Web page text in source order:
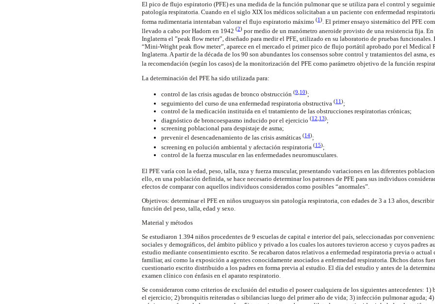
El pico de flujo espiratorio (PFE) es una medida de la función pulmonar que se utiliza para el control y
patología respiratoria. Cuando en el siglo XIX los médicos solicitaban a un paciente con enfermedad
forma rudimentaria intentaban valorar el flujo espiratorio máximo (1) . El primer ensayo sistemático del PFE
llevado a cabo por Hadorn en 1942 (2) por medio de un manómetro aneroide provisto de una resistencia fija.
Inglaterra el ”peak flow meter”, diseñado para medir el PFE, utilizado en su laboratorio de pruebas funcionales.
“Mini-Wright peak flow meter”, aparece en el mercado el primer pico de flujo portátil aprobado por el Medical
Inglaterra. A partir de la década de los 90 son abundantes los consensos sobre control y tratamientos del asma,
la recomendación (según los casos) de la monitorización del PFE como parámetro objetivo de la función
La determinación del PFE ha sido utilizada para:
control de las crisis agudas de bronco obstrucción (9 10);
seguimiento del curso de una enfermedad respiratoria obstructiva (11);
control de la medicación instituida en el tratamiento de las obstrucciones respiratorias crónicas;
diagnóstico de broncoespasmo inducido por el ejercicio (12 13);
screening poblacional para despistaje de asma;
prevenir el desencadenamiento de las crisis asmáticas (14);
screening en polución ambiental y afectación respiratoria (15);
control de la fuerza muscular en las enfermedades neuromusculares.
El PFE varía con la edad, peso, talla, raza y fuerza muscular, presentando variaciones en las diferentes
ello, en una población definida, se hace necesario determinar los patrones de PFE para sus individuos
efectos de comparar con aquellos individuos considerados como posibles “anormales”.
Objetivos: determinar el PFE en niños uruguayos sin patología respiratoria, con edades de 3 a 13 años, describir
función del peso, talla, edad y sexo.
Material y métodos
Se estudiaron 1.394 niños procedentes de 9 escuelas de capital e interior del país, seleccionadas por
sociales y demográficos, del ámbito público y privado a los cuales los autores tuvieron acceso y cuyos padres
estudio mediante consentimiento escrito. Se recabaron datos relativos a enfermedad respiratoria previa o
familiar, así como la exposición a agentes conocidamente asociados a enfermedad respiratoria. Dichos datos
cuestionario escrito distribuido a los padres en forma previa al estudio. El día del estudio y antes de la
examen clínico con énfasis en el aparato respiratorio.
Se consideraron como criterios de exclusión del estudio el poseer cualquiera de los siguientes antecedentes: 1)
el ejercicio; 2) bronquitis reiteradas o sibilancias luego del primer año de vida; 3) infección pulmonar aguda; 4)